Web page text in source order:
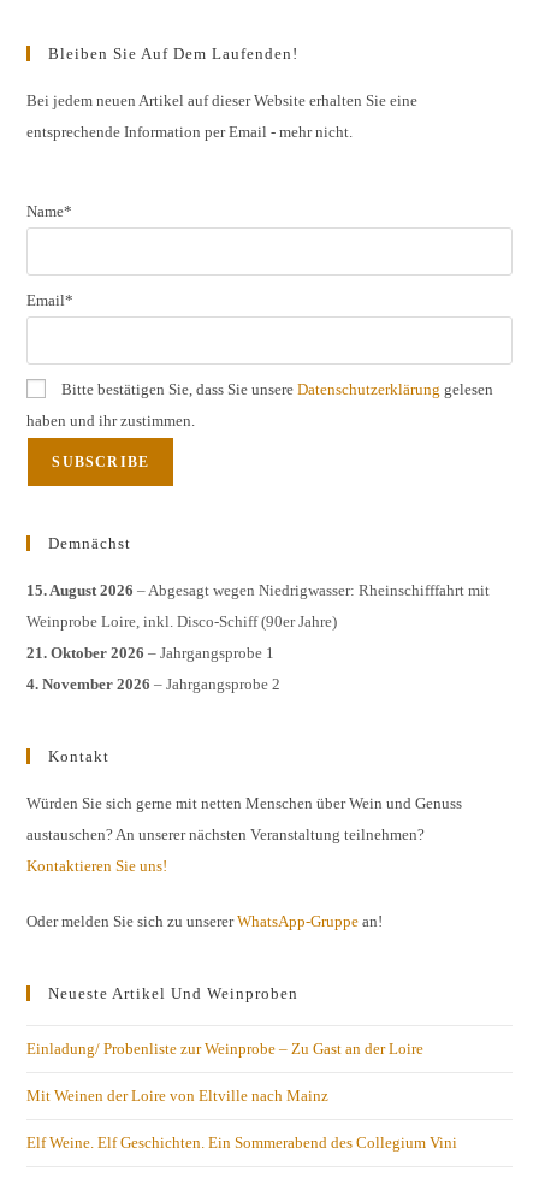
Bleiben Sie Auf Dem Laufenden!
Bei jedem neuen Artikel auf dieser Website erhalten Sie eine
entsprechende Information per Email - mehr nicht.
Name*
Email*
Bitte bestätigen Sie, dass Sie unsereDatenschutzerklärung gelesen
haben und ihr zustimmen.
Demnächst
15. August 2026 – Abgesagt wegen Niedrigwasser: Rheinschifffahrt mit
Weinprobe Loire, inkl. Disco-Schiff (90er Jahre)
21. Oktober 2026 – Jahrgangsprobe 1
4. November 2026 – Jahrgangsprobe 2
Kontakt
Würden Sie sich gerne mit netten Menschen über Wein und Genuss
austauschen? An unserer nächsten Veranstaltung teilnehmen?
Kontaktieren Sie uns!
Oder melden Sie sich zu unsererWhatsApp-Gruppe an!
Neueste Artikel Und Weinproben
Einladung/ Probenliste zur Weinprobe – Zu Gast an der Loire
Mit Weinen der Loire von Eltville nach Mainz
Elf Weine. Elf Geschichten. Ein Sommerabend des Collegium Vini